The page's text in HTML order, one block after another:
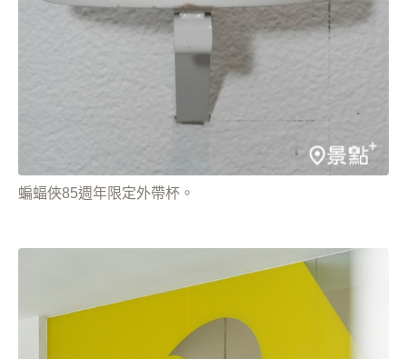
蝙蝠俠85週年限定外帶杯。